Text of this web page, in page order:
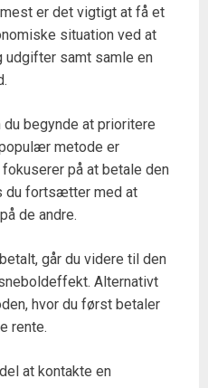
er det vigtigt at få et
situation ved at
samt samle en
du begynde at prioritere
metode er
på at betale den
du fortsætter med at
de andre.
går du videre til den
Alternativt
hvor du først betaler
rente.
at kontakte en